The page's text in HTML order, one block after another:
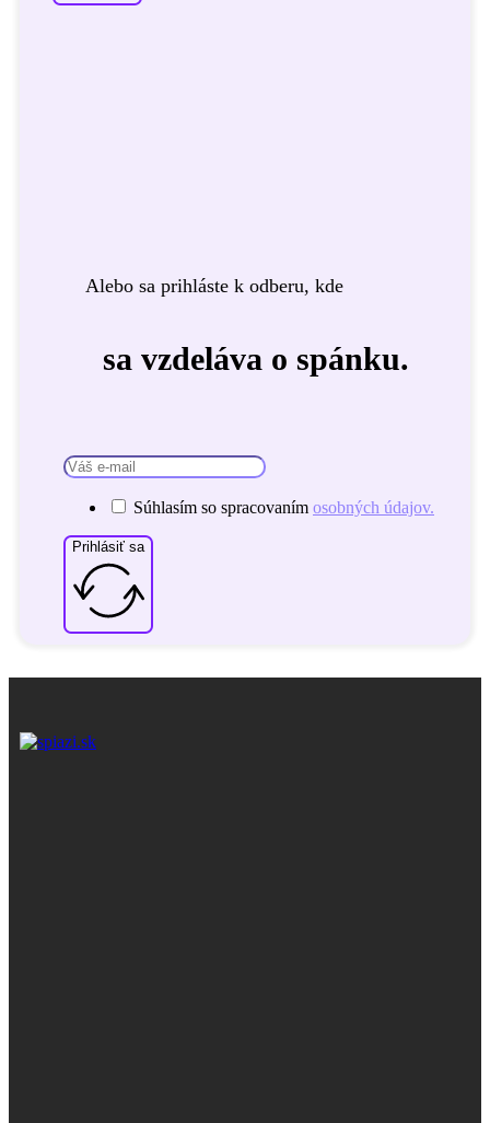
Alebo sa prihláste k odberu, kde
sa vzdeláva o spánku.
Súhlasím so spracovaním osobných údajov.
Prihlásiť sa